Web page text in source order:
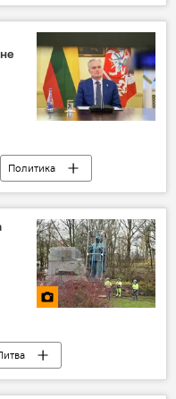
Политика
мигранты